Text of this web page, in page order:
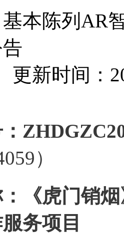
本陈列AR
新时间：
）
《虎门销
务项目